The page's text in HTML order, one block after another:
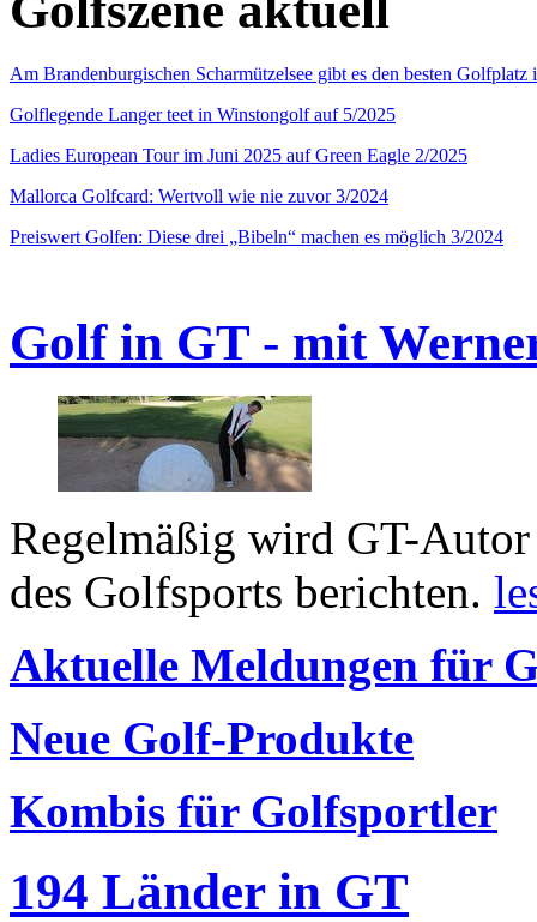
Am Brandenburgischen Scharmützelsee gibt es den besten
Golflegende Langer teet in Winstongolf auf 5/2025
Ladies European Tour im Juni 2025 auf Green Eagle 2/2025
Mallorca Golfcard: Wertvoll wie nie zuvor 3/2024
Preiswert Golfen: Diese drei „Bibeln“ machen es möglich 3/2024
Golf in GT - mit
Regelmäßig wird GT-
des Golfsports berichten.
Aktuelle Meldungen für
Neue Golf-Produkte
Kombis für Golfsportler
194 Länder in GT